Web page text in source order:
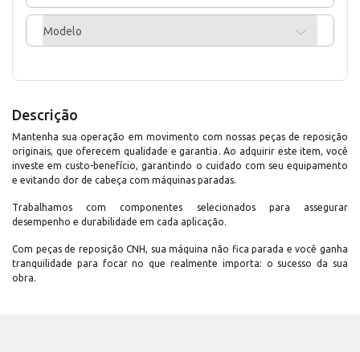
Modelo
Descrição
Mantenha sua operação em movimento com nossas peças de reposição
originais, que oferecem qualidade e garantia. Ao adquirir este item, você
investe em custo-benefício, garantindo o cuidado com seu equipamento
e evitando dor de cabeça com máquinas paradas.
Trabalhamos com componentes selecionados para assegurar
desempenho e durabilidade em cada aplicação.
Com peças de reposição CNH, sua máquina não fica parada e você ganha
tranquilidade para focar no que realmente importa: o sucesso da sua
obra.